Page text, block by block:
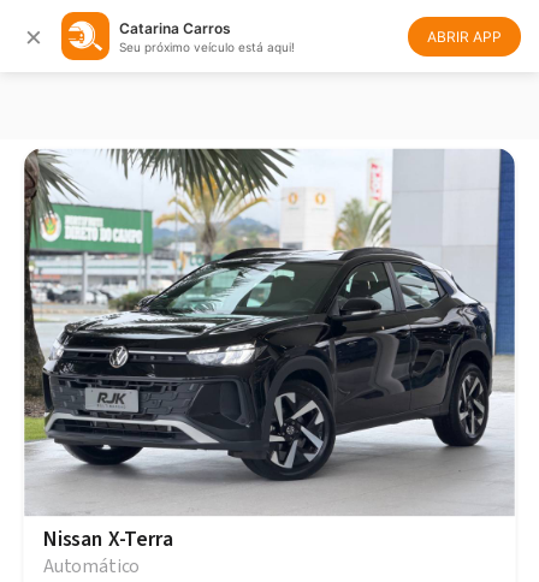
× Catarina Carros
Seu próximo veículo está aqui!
ABRIR APP
Ordenar
Nissan X-Terra
Automático